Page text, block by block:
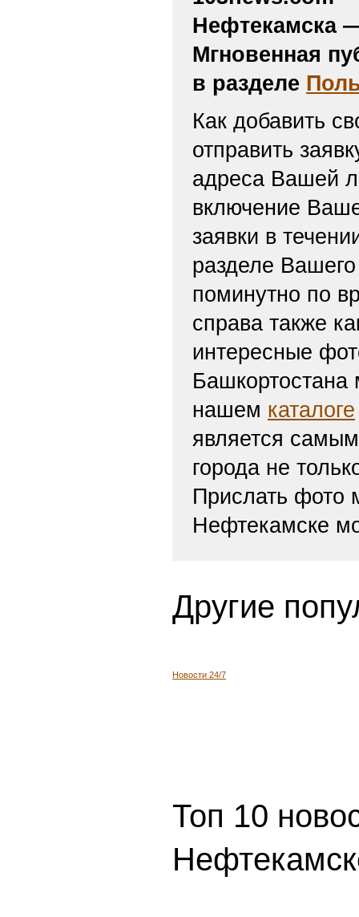
Нефтекамска
Мгновенная
в разделе
Как добавить
отправить
адреса Вашей
включение
заявки в
разделе
поминутно по
справа также
интересные
Башкортостана
нашем каталоге
является
города не
Прислать фото
Нефтекамске
Другие
Новости 24/7
Топ 10